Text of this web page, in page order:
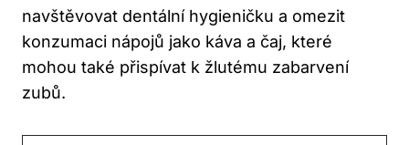
navštěvovat dentální ‍hygieničku ⁢a omezit
konzumaci nápojů jako‍ káva a ⁤čaj, které
mohou​ také⁢ přispívat k žlutému⁤ zabarvení
zubů.